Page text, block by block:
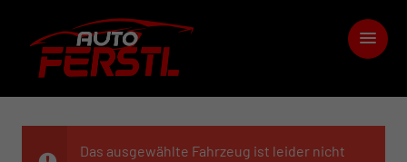
Das ausgewählte Fahrzeug ist leider nicht